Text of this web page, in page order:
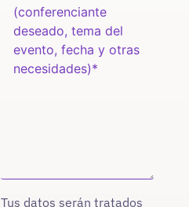
Tus datos serán tratados